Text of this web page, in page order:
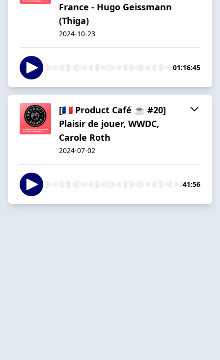
France - Hugo Geissmann
(Thiga)
2024-10-23
01:16:45
[🇫🇷 Product Café ☕️ #20]
Plaisir de jouer, WWDC,
Carole Roth
2024-07-02
41:56